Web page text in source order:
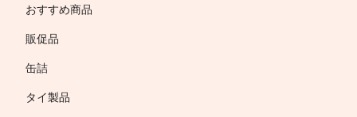
おすすめ商品
販促品
缶詰
タイ製品